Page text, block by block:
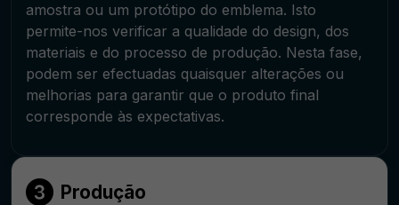
amostra ou um protótipo do emblema. Isto
permite-nos verificar a qualidade do design, dos
materiais e do processo de produção. Nesta fase,
podem ser efectuadas quaisquer alterações ou
melhorias para garantir que o produto final
corresponde às expectativas.
Produção